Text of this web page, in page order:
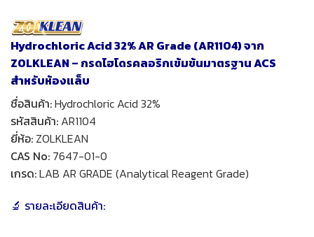
Hydrochloric Acid 32% AR Grade (AR1104) จาก
ZOLKLEAN – กรดไฮโดรคลอริกเข้มข้นมาตรฐาน ACS
สำหรับห้องแล็บ
ชื่อสินค้า:Hydrochloric Acid 32%
รหัสสินค้า: AR1104
ยี่ห้อ: ZOLKLEAN
CAS No: 7647-01-0
เกรด:LAB AR GRADE (Analytical Reagent Grade)
🔬 รายละเอียดสินค้า: